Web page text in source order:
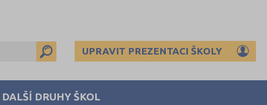
UPRAVIT PREZENTACI ŠKOLY
DALŠÍ DRUHY ŠKOL